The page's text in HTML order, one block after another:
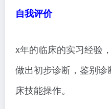
自我评价
x年的临床的实习经验
做出初步诊断，鉴别
床技能操作。